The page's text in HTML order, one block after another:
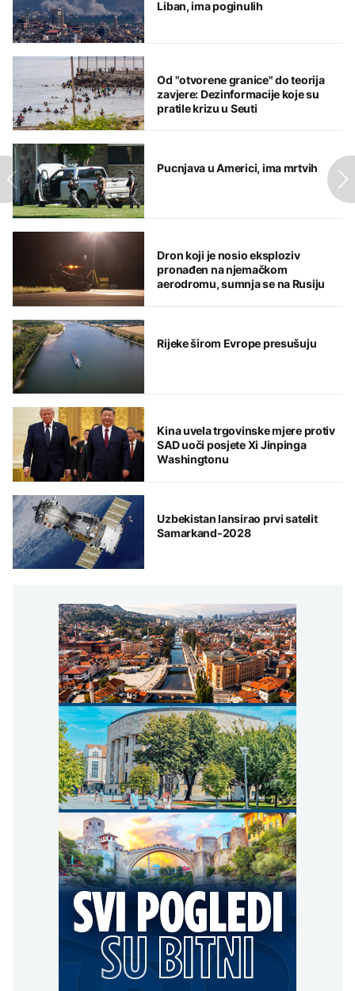
Liban, ima poginulih
Od "otvorene granice" do teorija
zavjere: Dezinformacije koje su
pratile krizu u Seuti
Pucnjava u Americi, ima mrtvih
Dron koji je nosio eksploziv
pronađen na njemačkom
aerodromu, sumnja se na Rusiju
Rijeke širom Evrope presušuju
Kina uvela trgovinske mjere protiv
SAD uoči posjete Xi Jinpinga
Washingtonu
Uzbekistan lansirao prvi satelit
Samarkand-2028